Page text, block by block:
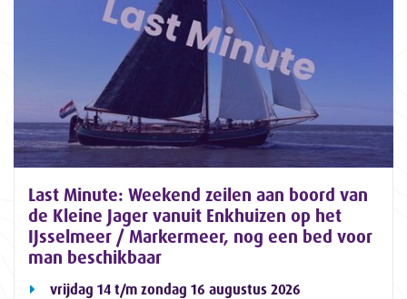
Last Minute: Weekend zeilen aan boord van
de Kleine Jager vanuit Enkhuizen op het
IJsselmeer / Markermeer, nog een bed voor
man beschikbaar
vrijdag 14 t/m zondag 16 augustus 2026